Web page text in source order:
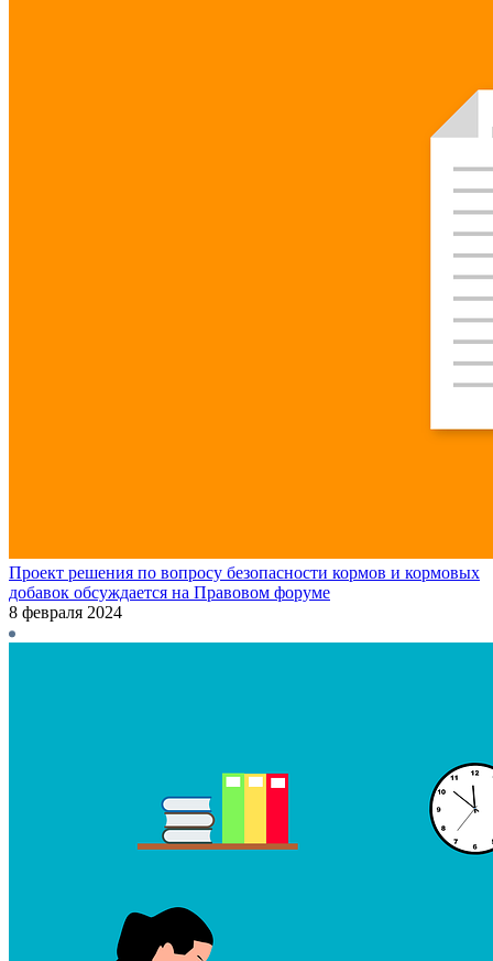
Проект решения по вопросу безопасности кормов и кормовых
добавок обсуждается на Правовом форуме
8 февраля 2024